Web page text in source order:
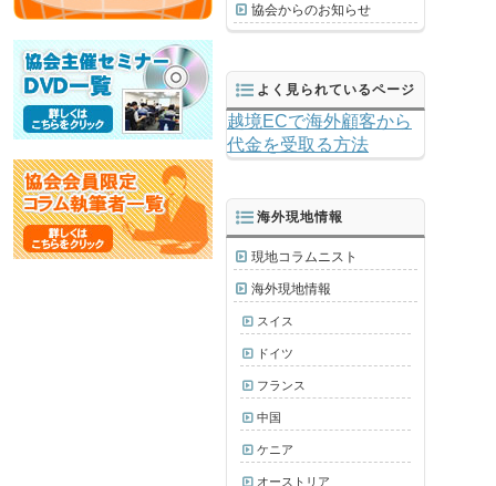
協会からのお知らせ
よく見られているページ
越境ECで海外顧客から
代金を受取る方法
海外現地情報
現地コラムニスト
海外現地情報
スイス
ドイツ
フランス
中国
ケニア
オーストリア